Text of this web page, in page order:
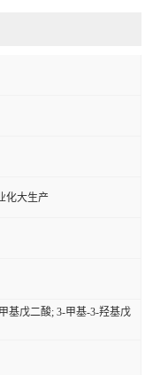
化大生产
基戊二酸; 3-甲基-3-羟基戊